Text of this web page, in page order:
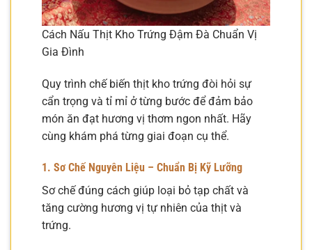
Cách Nấu Thịt Kho Trứng Đậm Đà Chuẩn Vị
Gia Đình
Quy trình chế biến thịt kho trứng đòi hỏi sự
cẩn trọng và tỉ mỉ ở từng bước để đảm bảo
món ăn đạt hương vị thơm ngon nhất. Hãy
cùng khám phá từng giai đoạn cụ thể.
1. Sơ Chế Nguyên Liệu – Chuẩn Bị Kỹ Lưỡng
Sơ chế đúng cách giúp loại bỏ tạp chất và
tăng cường hương vị tự nhiên của thịt và
trứng.